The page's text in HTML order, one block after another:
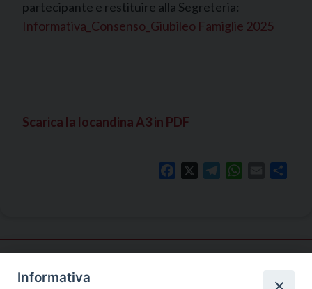
partecipante e restituire alla Segreteria:
Informativa_Consenso_Giubileo Famiglie 2025
Scarica la locandina A3 in PDF
Facebook TelegramWhatsApp
Email
Informativa